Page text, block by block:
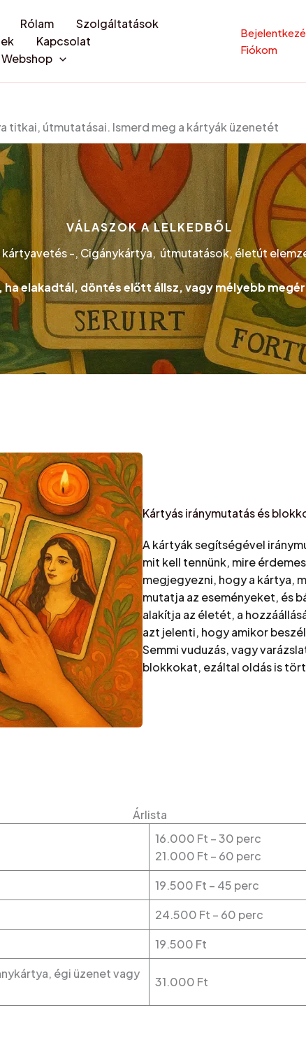
Rólam
Szolgáltatások
Kapcsolat
Fiókom
titkai, útmutatásai. Ismerd meg a kártyák üzenetét
VÁLASZOK A LELKEDBŐL
kártyavetés -, Cigánykártya, útmutatások, életút
elakadtál, döntés előtt állsz, vagy mélyebb
Kártyás iránymutatás és
A kártyák segítségével
mit kell tennünk, mire
megjegyezni, hogy a kártya,
mutatja az eseményeket, és
alakítja az életét, a
azt jelenti, hogy amikor
Semmi vuduzás, vagy
blokkokat, ezáltal oldás is
Árlista
16.000 Ft – 30 perc
21.000 Ft – 60 perc
19.500 Ft – 45 perc
24.500 Ft – 60 perc
19.500 Ft
égi üzenet vagy
31.000 Ft